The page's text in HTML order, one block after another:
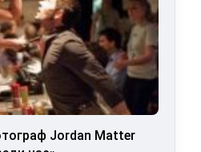
Jordan Matter